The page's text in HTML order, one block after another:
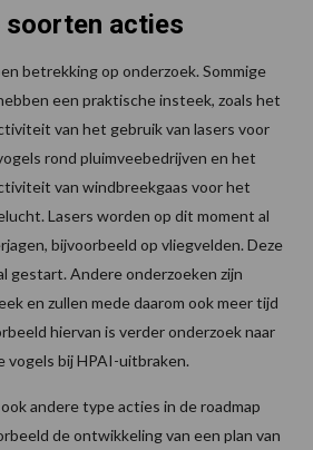
soorten acties
betrekking op onderzoek. Sommige
een praktische insteek, zoals het
van het gebruik van lasers voor
rond pluimveebedrijven en het
van windbreekgaas voor het
Lasers worden op dit moment al
bijvoorbeeld op vliegvelden. Deze
gestart. Andere onderzoeken zijn
en zullen mede daarom ook meer tijd
hiervan is verder onderzoek naar
vogels bij HPAI-uitbraken.
andere type acties in de roadmap
de ontwikkeling van een plan van